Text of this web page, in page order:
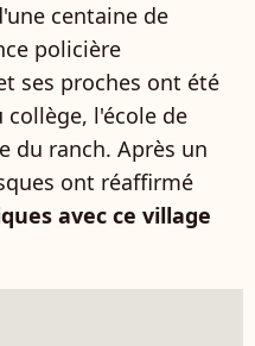
centaine de
policière
ses proches ont été
l'école de
du ranch. Après un
ont réaffirmé
avec ce village